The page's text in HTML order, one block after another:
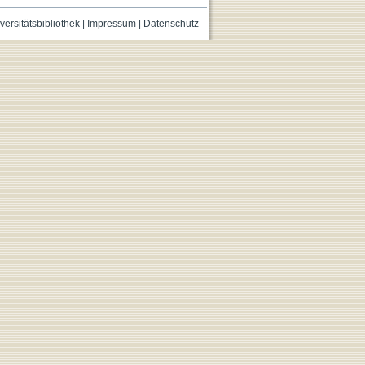
| Impressum| Datenschutz